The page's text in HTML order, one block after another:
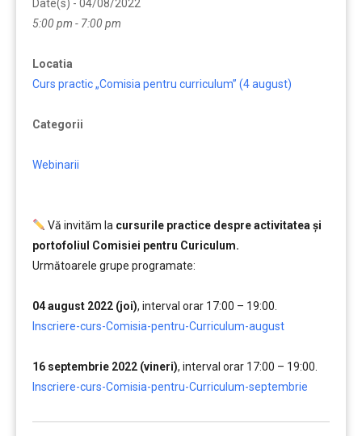
Date(s) - 04/08/2022
5:00 pm - 7:00 pm
Locatia
Curs practic „Comisia pentru curriculum” (4 august)
Categorii
Webinarii
Vă invităm la cursurile practice despre activitatea și
portofoliul Comisiei pentru Curiculum.
Următoarele grupe programate:
04 august 2022 (joi), interval orar 17:00 – 19:00.
Inscriere-curs-Comisia-pentru-Curriculum-august
16 septembrie 2022 (vineri), interval orar 17:00 – 19:00.
Inscriere-curs-Comisia-pentru-Curriculum-septembrie